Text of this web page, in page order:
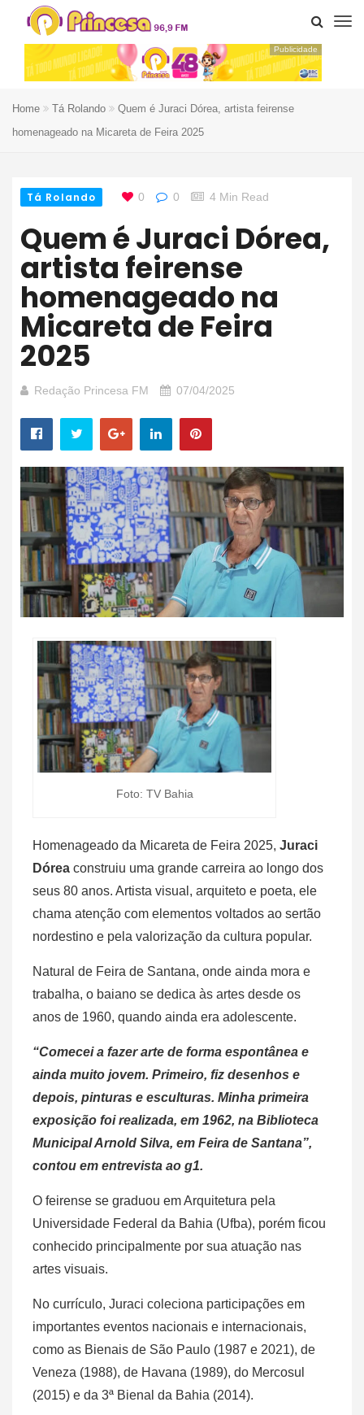
Publicidade
Home Tá Rolando
Quem é Juraci Dórea, artista feirense
homenageado na Micareta de Feira 2025
Tá Rolando 0 0 4 Min Read
Quem é Juraci Dórea,
artista feirense
homenageado na
Micareta de Feira
2025
Redação Princesa FM 07/04/2025
Foto: TV Bahia
Homenageado da Micareta de Feira 2025, Juraci
Dórea construiu uma grande carreira ao longo dos
seus 80 anos. Artista visual, arquiteto e poeta, ele
chama atenção com elementos voltados ao sertão
nordestino e pela valorização da cultura popular.
Natural de Feira de Santana, onde ainda mora e
trabalha, o baiano se dedica às artes desde os
anos de 1960, quando ainda era adolescente.
“Comecei a fazer arte de forma espontânea e
ainda muito jovem. Primeiro, fiz desenhos e
depois, pinturas e esculturas. Minha primeira
exposição foi realizada, em 1962, na Biblioteca
Municipal Arnold Silva, em Feira de Santana”,
contou em entrevista ao g1.
O feirense se graduou em Arquitetura pela
Universidade Federal da Bahia (Ufba), porém ficou
conhecido principalmente por sua atuação nas
artes visuais.
No currículo, Juraci coleciona participações em
importantes eventos nacionais e internacionais,
como as Bienais de São Paulo (1987 e 2021), de
Veneza (1988), de Havana (1989), do Mercosul
(2015) e da 3ª Bienal da Bahia (2014).